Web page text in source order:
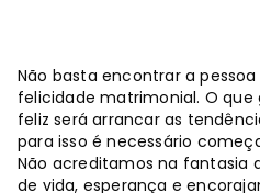
Não basta encontrar a
felicidade matrimonial. O
feliz será arrancar as
para isso é necessário
Não acreditamos na fantasia
de vida, esperança e